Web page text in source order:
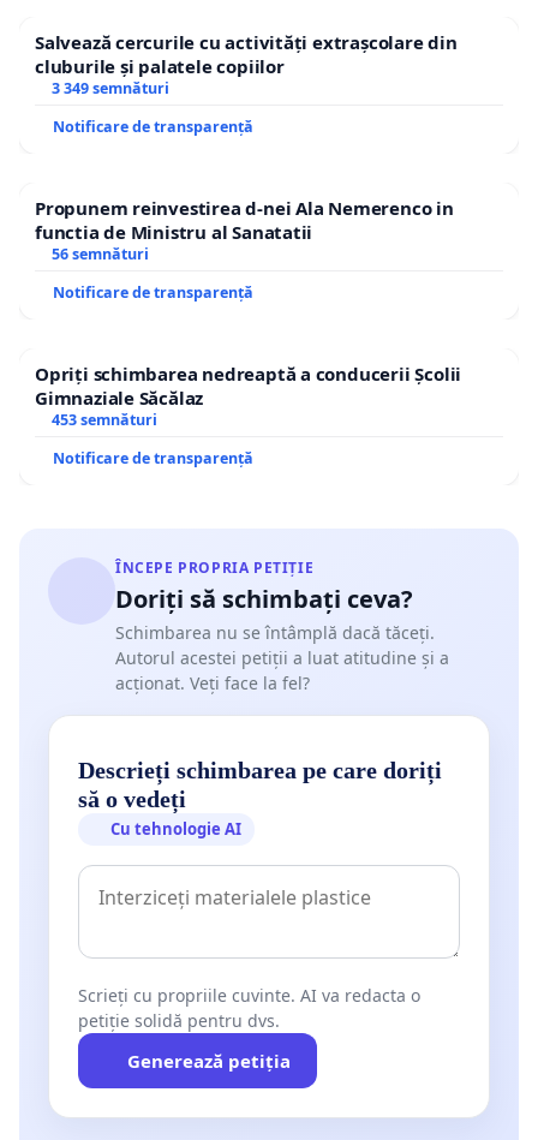
Salvează cercurile cu activități extrașcolare din
cluburile și palatele copiilor
3 349 semnături
Notificare de transparență
Propunem reinvestirea d-nei Ala Nemerenco in
functia de Ministru al Sanatatii
56 semnături
Notificare de transparență
Opriți schimbarea nedreaptă a conducerii Școlii
Gimnaziale Săcălaz
453 semnături
Notificare de transparență
ÎNCEPE PROPRIA PETIȚIE
Doriți să schimbați ceva?
Schimbarea nu se întâmplă dacă tăceți.
Autorul acestei petiții a luat atitudine și a
acționat. Veți face la fel?
Descrieți schimbarea pe care doriți
să o vedeți
Cu tehnologie AI
Scrieți cu propriile cuvinte. AI va redacta o
petiție solidă pentru dvs.
Generează petiția